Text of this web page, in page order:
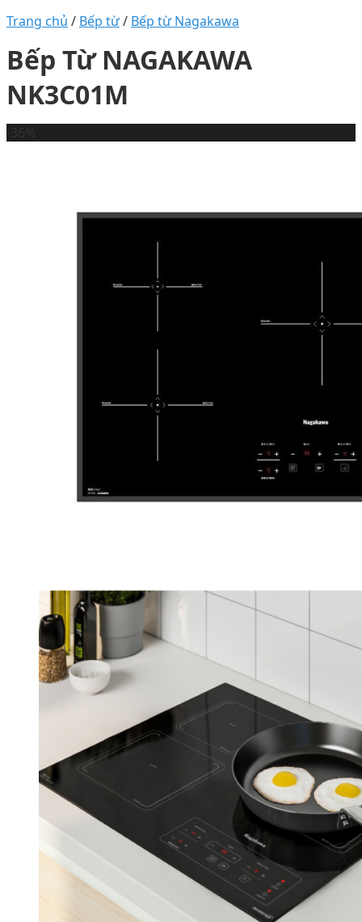
Trang chủ / Bếp từ/ Bếp từ Nagakawa
Bếp Từ NAGAKAWA
NK3C01M